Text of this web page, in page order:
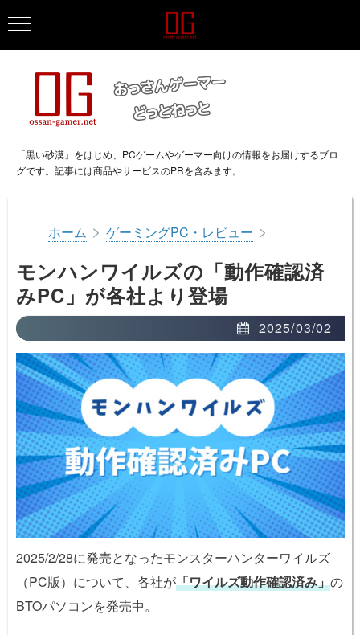
「黒い砂漠」をはじめ、PCゲームやゲーマー向けの情報をお届けするブロ
グです。記事には商品やサービスのPRを含みます。
ホーム > ゲーミングPC・レビュー >
モンハンワイルズの「動作確認済
みPC」が各社より登場
2025/03/02
2025/2/28に発売となったモンスターハンターワイルズ
（PC版）について、各社が「ワイルズ動作確認済み」の
BTOパソコンを発売中。